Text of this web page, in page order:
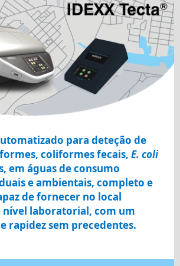
para deteção de
coliformes fecais, E. coli
em águas de consumo
e ambientais, completo e
de fornecer no local
nível laboratorial, com um
rapidez sem precedentes.